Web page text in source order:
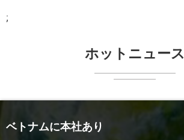
;
ホットニュース
ベトナムに本社あり